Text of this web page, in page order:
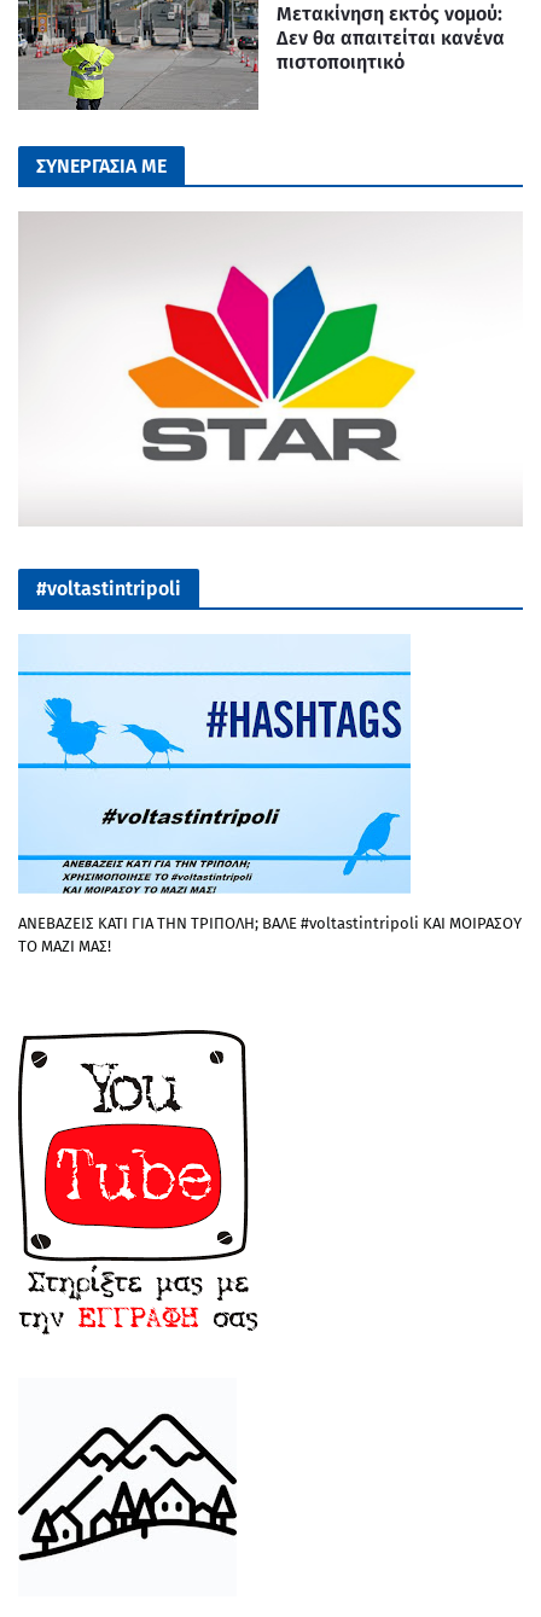
Μετακίνηση εκτός νομού:
Δεν θα απαιτείται κανένα
πιστοποιητικό
ΣΥΝΕΡΓΑΣΙΑ ΜΕ
#voltastintripoli
ΑΝΕΒΑΖΕΙΣ ΚΑΤΙ ΓΙΑ ΤΗΝ ΤΡΙΠΟΛΗ; ΒΑΛΕ #voltastintripoli ΚΑΙ ΜΟΙΡΑΣΟΥ
ΤΟ ΜΑΖΙ ΜΑΣ!